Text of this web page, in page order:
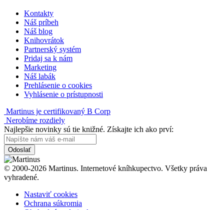
Kontakty
Náš príbeh
Náš blog
Knihovrátok
Partnerský systém
Pridaj sa k nám
Marketing
Náš labák
Prehlásenie o cookies
Vyhlásenie o prístupnosti
Martinus je certifikovaný B Corp
Nerobíme rozdiely
Najlepšie novinky sú tie knižné. Získajte ich ako prví:
Odoslať
© 2000-2026 Martinus. Internetové kníhkupectvo. Všetky práva
vyhradené.
Nastaviť cookies
Ochrana súkromia